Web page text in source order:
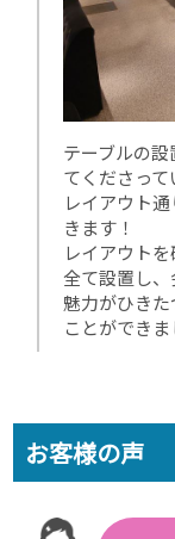
テーブルの
てくださって
レイアウト
きます！
レイアウト
全て設置し
魅力がひき
ことができま
お客様の声